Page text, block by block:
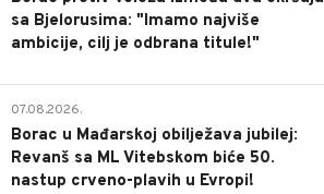
sa Bjelorusima: "Imamo najviše
ambicije, cilj je odbrana titule!"
07.08.2026.
Borac u Mađarskoj obilježava jubilej:
Revanš sa ML Vitebskom biće 50.
nastup crveno-plavih u Evropi!